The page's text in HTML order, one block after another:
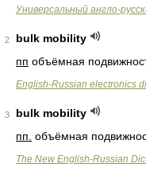
Универсальный англо-
2
bulk mobility
пп объёмная
English-Russian electronics
3
bulk mobility
пп. объёмная
The New English-Russian